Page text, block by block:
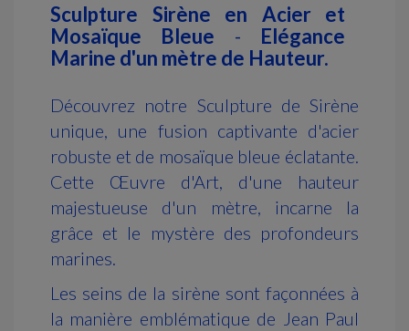
Sculpture Sirène en Acier et
Mosaïque Bleue - Elégance
Marine d'un mètre de Hauteur.
Découvrez notre Sculpture de Sirène
unique, une fusion captivante d'acier
robuste et de mosaïque bleue éclatante.
Cette Œuvre d'Art, d'une hauteur
majestueuse d'un mètre, incarne la
grâce et le mystère des profondeurs
marines.
Les seins de la sirène sont façonnées à
la manière emblématique de Jean Paul